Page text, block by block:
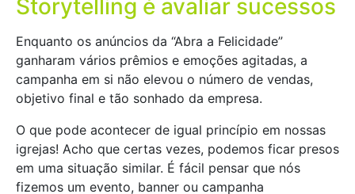
Storytelling é avaliar sucessos
Enquanto os anúncios da “Abra a Felicidade”
ganharam vários prêmios e emoções agitadas, a
campanha em si não elevou o número de vendas,
objetivo final e tão sonhado da empresa.
O que pode acontecer de igual princípio em nossas
igrejas! Acho que certas vezes, podemos ficar presos
em uma situação similar. É fácil pensar que nós
fizemos um evento, banner ou campanha